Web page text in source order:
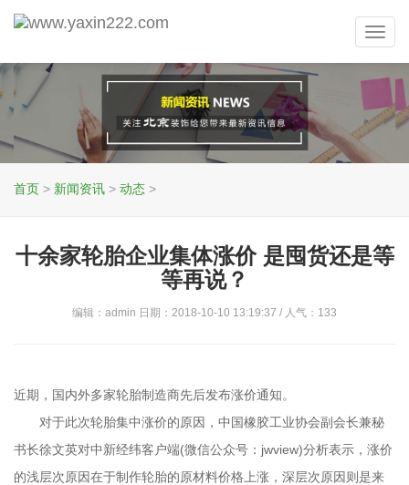
首页 > 新闻资讯 > 动态 >
十余家轮胎企业集体涨价 是囤货还是等
等再说？
编辑：admin 日期：2018-10-10 13:19:37 / 人气： 133
近期，国内外多家轮胎制造商先后发布涨价通知。
对于此次轮胎集中涨价的原因，中国橡胶工业协会副会长兼秘
书长徐文英对中新经纬客户端(微信公众号：jwview)分析表示，涨价
的浅层次原因在于制作轮胎的原材料价格上涨，深层次原因则是来